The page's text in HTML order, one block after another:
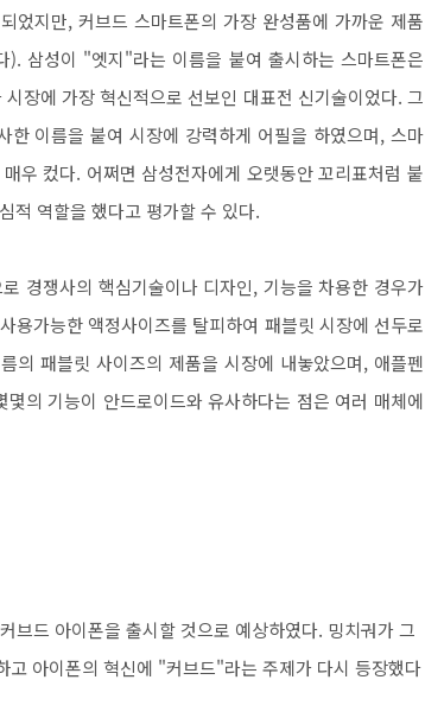
었지만, 커브드 스마트폰의 가장 완성품에 가까운 제품
삼성이 "엣지"라는 이름을 붙여 출시하는 스마트폰은
장에 가장 혁신적으로 선보인 대표전 신기술이었다. 그
이름을 붙여 시장에 강력하게 어필을 하였으며, 스마
우 컸다. 어쩌면 삼성전자에게 오랫동안 꼬리표처럼 붙
적 역할을 했다고 평가할 수 있다.
경쟁사의 핵심기술이나 디자인, 기능을 차용한 경우가
용가능한 액정사이즈를 탈피하여 패블릿 시장에 선두로
의 패블릿 사이즈의 제품을 시장에 내놓았으며, 애플펜
의 기능이 안드로이드와 유사하다는 점은 여러 매체에
브드 아이폰을 출시할 것으로 예상하였다. 밍치궈가 그
아이폰의 혁신에 "커브드"라는 주제가 다시 등장했다